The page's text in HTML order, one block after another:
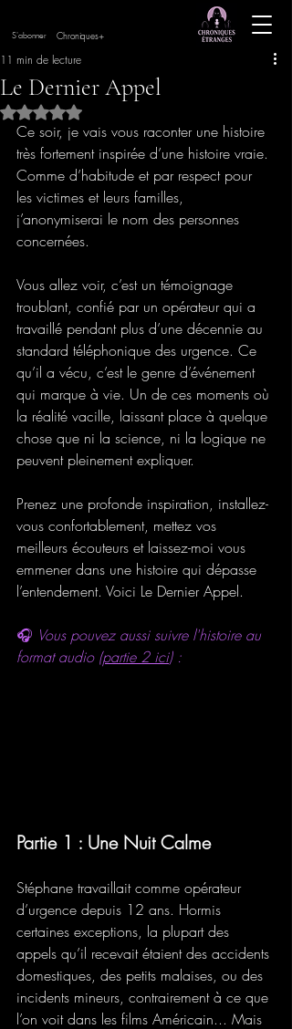
S'abonner Chroniques+
Le Dernier Appel
11 min de lecture
Noté NaN étoiles sur 5.
Ce soir, je vais vous raconter une histoire
très fortement inspirée d’une histoire vraie.
Comme d’habitude et par respect pour
les victimes et leurs familles,
j’anonymiserai le nom des personnes
concernées.
Vous allez voir, c’est un témoignage
troublant, confié par un opérateur qui a
travaillé pendant plus d’une décennie au
standard téléphonique des urgence. Ce
qu’il a vécu, c’est le genre d’événement
qui marque à vie. Un de ces moments où
la réalité vacille, laissant place à quelque
chose que ni la science, ni la logique ne
peuvent pleinement expliquer.
Prenez une profonde inspiration, installez-
vous confortablement, mettez vos
meilleurs écouteurs et laissez-moi vous
emmener dans une histoire qui dépasse
l’entendement. Voici Le Dernier Appel.
🎧 Vous pouvez aussi suivre l'histoire au
format audio (partie 2 ici) :
Partie 1 : Une Nuit Calme
Stéphane travaillait comme opérateur
d’urgence depuis 12 ans. Hormis
certaines exceptions, la plupart des
appels qu’il recevait étaient des accidents
domestiques, des petits malaises, ou des
incidents mineurs, contrairement à ce que
l’on voit dans les films Américain... Mais